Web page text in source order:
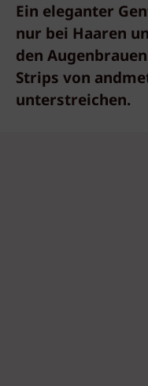
Ein eleganter
nur bei Haaren
den
Strips von
unterstreichen.